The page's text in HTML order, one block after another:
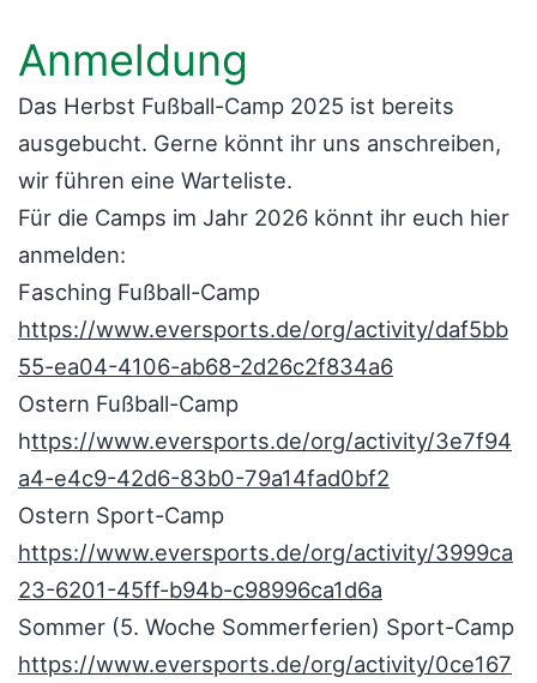
Anmeldung
Das Herbst Fußball-Camp 2025 ist bereits
ausgebucht. Gerne könnt ihr uns anschreiben,
wir führen eine Warteliste.
Für die Camps im Jahr 2026 könnt ihr euch hier
anmelden:
Fasching Fußball-Camp
https://www.eversports.de/org/activity/daf5bb
55-ea04-4106-ab68-2d26c2f834a6
Ostern Fußball-Camp
https://www.eversports.de/org/activity/3e7f94
a4-e4c9-42d6-83b0-79a14fad0bf2
Ostern Sport-Camp
https://www.eversports.de/org/activity/3999ca
23-6201-45ff-b94b-c98996ca1d6a
Sommer (5. Woche Sommerferien) Sport-Camp
https://www.eversports.de/org/activity/0ce167